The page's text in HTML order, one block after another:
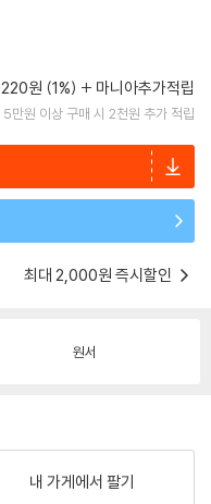
220원 (1%) 마니아추가적립
5만원 이상 구매 시 2천원 추가 적립
최대 2,000원 즉시할인
원서
내 가게에서 팔기